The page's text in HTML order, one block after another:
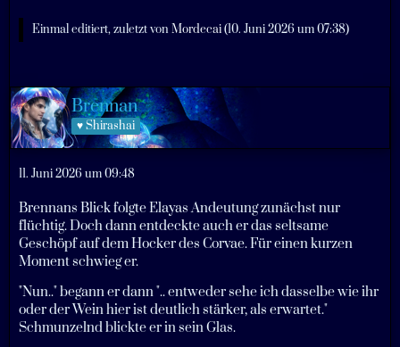
Einmal editiert, zuletzt vonMordecai(10. Juni 2026 um 07:38)
Brennan
♥ Shirashai
11. Juni 2026 um 09:48
Brennans Blick folgte Elayas Andeutung zunächst nur
flüchtig. Doch dann entdeckte auch er das seltsame
Geschöpf auf dem Hocker des Corvae. Für einen kurzen
Moment schwieg er.
"Nun.." begann er dann ".. entweder sehe ich dasselbe wie ihr
oder der Wein hier ist deutlich stärker, als erwartet."
Schmunzelnd blickte er in sein Glas.